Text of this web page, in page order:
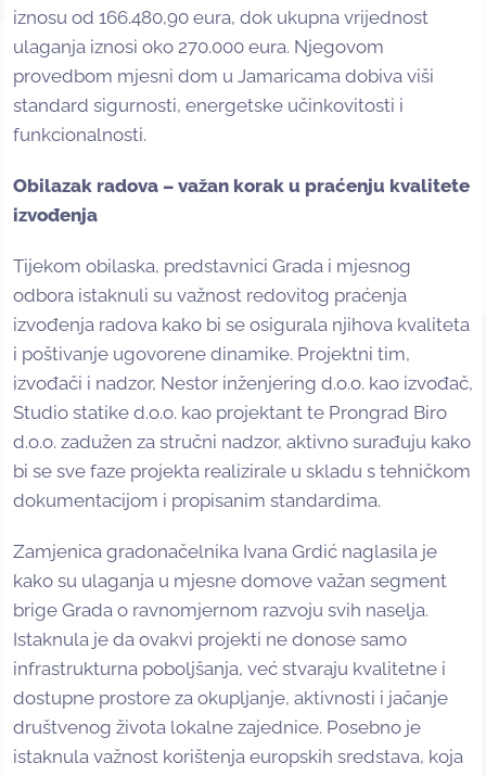
iznosu od 166.480,90 eura, dok ukupna vrijednost
ulaganja iznosi oko 270.000 eura. Njegovom
provedbom mjesni dom u Jamaricama dobiva viši
standard sigurnosti, energetske učinkovitosti i
funkcionalnosti.
Obilazak radova – važan korak u praćenju kvalitete
izvođenja
Tijekom obilaska, predstavnici Grada i mjesnog
odbora istaknuli su važnost redovitog praćenja
izvođenja radova kako bi se osigurala njihova kvaliteta
i poštivanje ugovorene dinamike. Projektni tim,
izvođači i nadzor, Nestor inženjering d.o.o. kao izvođač,
Studio statike d.o.o. kao projektant te Prongrad Biro
d.o.o. zadužen za stručni nadzor, aktivno surađuju kako
bi se sve faze projekta realizirale u skladu s tehničkom
dokumentacijom i propisanim standardima.
Zamjenica gradonačelnika Ivana Grdić naglasila je
kako su ulaganja u mjesne domove važan segment
brige Grada o ravnomjernom razvoju svih naselja.
Istaknula je da ovakvi projekti ne donose samo
infrastrukturna poboljšanja, već stvaraju kvalitetne i
dostupne prostore za okupljanje, aktivnosti i jačanje
društvenog života lokalne zajednice. Posebno je
istaknula važnost korištenja europskih sredstava, koja